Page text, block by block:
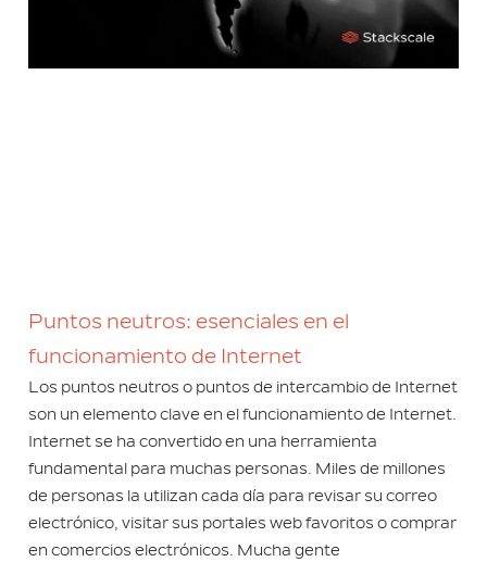
Puntos neutros: esenciales en el
funcionamiento de Internet
Los puntos neutros o puntos de intercambio de Internet
son un elemento clave en el funcionamiento de Internet.
Internet se ha convertido en una herramienta
fundamental para muchas personas. Miles de millones
de personas la utilizan cada día para revisar su correo
electrónico, visitar sus portales web favoritos o comprar
en comercios electrónicos. Mucha gente